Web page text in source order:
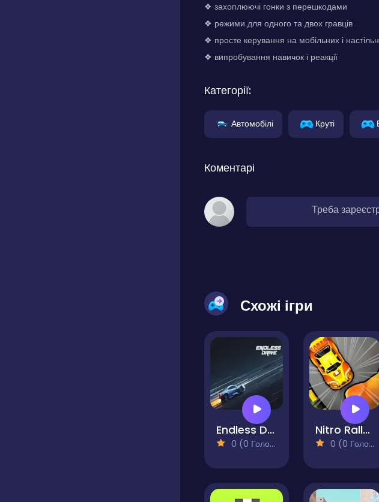
❖ захоплюючі гонки з перешкодами
❖ режими для одного та двох гравців
❖ просте керування на мобільних і
❖ випробування навичок і реакції
Категорії:
Автомобілі Круті
Коментарі
Треба
Схожі ігри
Endless Drive
0 (0 Голосів)
Nitro Rally Time Attack 2
0 (0 Голосів)